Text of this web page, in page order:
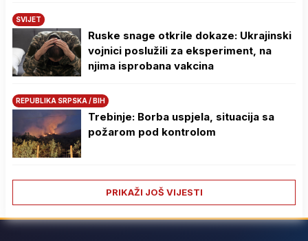
SVIJET
Ruske snage otkrile dokaze: Ukrajinski
vojnici poslužili za eksperiment, na
njima isprobana vakcina
REPUBLIKA SRPSKA / BIH
Trebinje: Borba uspjela, situacija sa
požarom pod kontrolom
PRIKAŽI JOŠ VIJESTI